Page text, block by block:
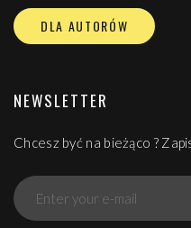
DLA AUTORÓW
NEWSLETTER
Chcesz być na bieżąco ?